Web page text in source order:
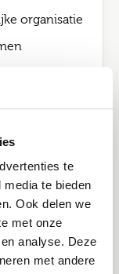
te
te bieden
Ook delen we
met onze
analyse. Deze
met andere
organisatie
en blijft
van de
een job